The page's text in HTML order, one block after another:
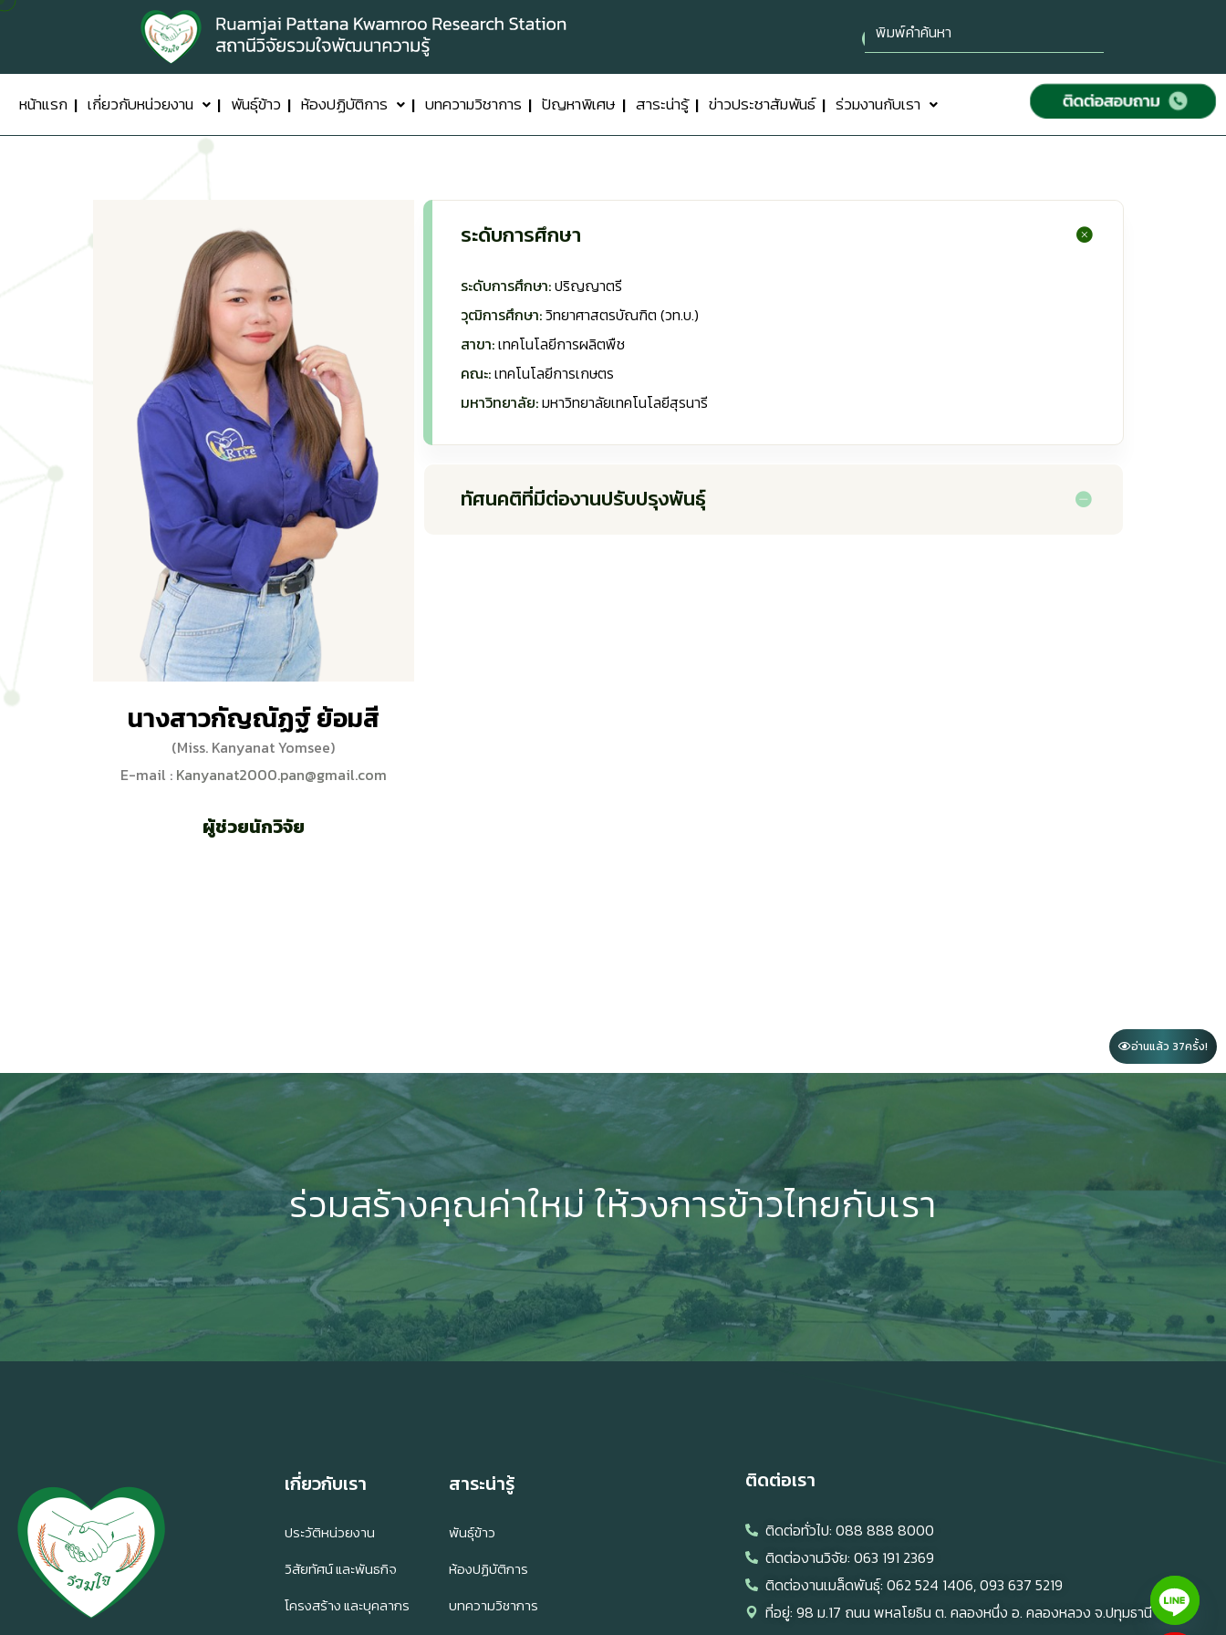
หน้าแรก เกี่ยวกับหน่วยงาน พันธุ์ข้าว ห้องปฏิบัติการ บทความวิชาการ ปัญหาพิเศษ สาระน่ารู้ ข่าวประชาสัมพันธ์ ร่วมงานกับเรา
นางสาวกัญณัฏฐ์ ย้อมสี
(Miss. Kanyanat Yomsee)
E-mail : Kanyanat2000.pan@gmail.com
ผู้ช่วยนักวิจัย
ระดับการศึกษา
ระดับการศึกษา:ปริญญาตรี
วุฒิการศึกษา:วิทยาศาสตรบัณฑิต (วท.บ.)
สาขา:เทคโนโลยีการผลิตพืช
คณะ:เทคโนโลยีการเกษตร
มหาวิทยาลัย:มหาวิทยาลัยเทคโนโลยีสุรนารี
ทัศนคติที่มีต่องานปรับปรุงพันธุ์
อ่านแล้ว 37ครั้ง!
ร่วมสร้างคุณค่าใหม่ ให้วงการข้าวไทยกับเรา
เกี่ยวกับเรา
ประวัติหน่วยงาน
วิสัยทัศน์ และพันธกิจ
โครงสร้าง และบุคลากร
สาระน่ารู้
พันธุ์ข้าว
ห้องปฏิบัติการ
บทความวิชาการ
ติดต่อเรา
ติดต่อทั่วไป: 088 888 8000
ติดต่องานวิจัย: 063 191 2369
ติดต่องานเมล็ดพันธุ์: 062 524 1406, 093 637 5219
ที่อยู่: 98 ม.17 ถนน พหลโยธิน ต. คลองหนึ่ง อ. คลองหลวง จ.ปทุมธานี 12120